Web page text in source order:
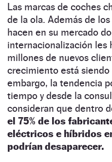
Las marcas de coches
de la ola. Además de
hacen en su mercado
internacionalización les
millones de nuevos
crecimiento está siendo
embargo, la tendencia
tiempo y desde la
consideran que dentro
el 75% de los
eléctricos e híbridos
podrían desaparecer.